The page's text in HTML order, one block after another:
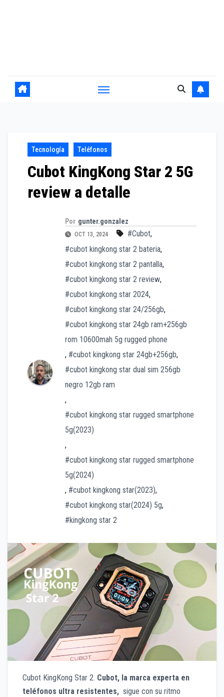
Tecnología Teléfonos
Cubot KingKong Star 2 5G
review a detalle
Por gunter.gonzalez
OCT 13, 2024 #Cubot,
#cubot kingkong star 2 bateria,
#cubot kingkong star 2 pantalla,
#cubot kingkong star 2 review,
#cubot kingkong star 2024,
#cubot kingkong star 24/256gb,
#cubot kingkong star 24gb ram+256gb
rom 10600mah 5g rugged phone
, #cubot kingkong star 24gb+256gb,
#cubot kingkong star dual sim 256gb
negro 12gb ram
,
#cubot kingkong star rugged smartphone
5g(2023)
,
#cubot kingkong star rugged smartphone
5g(2024)
, #cubot kingkong star(2023),
#cubot kingkong star(2024) 5g,
#kingkong star 2
Cubot KingKong Star 2. Cubot, la marca experta en
teléfonos ultra resistentes, sigue con su ritmo